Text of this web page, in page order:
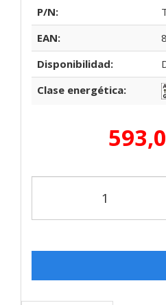
P/N:
EAN:
Disponibilidad:
Clase energética: